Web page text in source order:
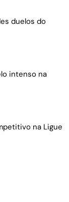
duelos do
intenso na
na Ligue